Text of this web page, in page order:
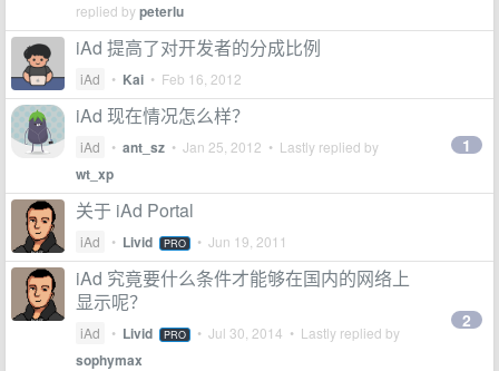
replied bypeterlu
iAd 提高了对开发者的分成比例
iAd • Kai • Feb 16, 2012
iAd 现在情况怎么样？
iAd • ant_sz • Jan 25, 2012 • Lastly replied by
wt_xp
1
关于 iAd Portal
iAd • Livid PRO • Jun 19, 2011
iAd 究竟要什么条件才能够在国内的网络上
显示呢？
iAd • Livid PRO • Jul 30, 2014 • Lastly replied by
sophymax
2